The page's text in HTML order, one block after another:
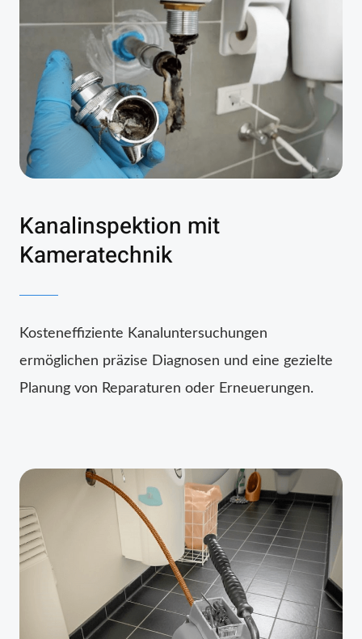
Kanalinspektion mit
Kameratechnik
Kosteneffiziente Kanaluntersuchungen
ermöglichen präzise Diagnosen und eine gezielte
Planung von Reparaturen oder Erneuerungen.